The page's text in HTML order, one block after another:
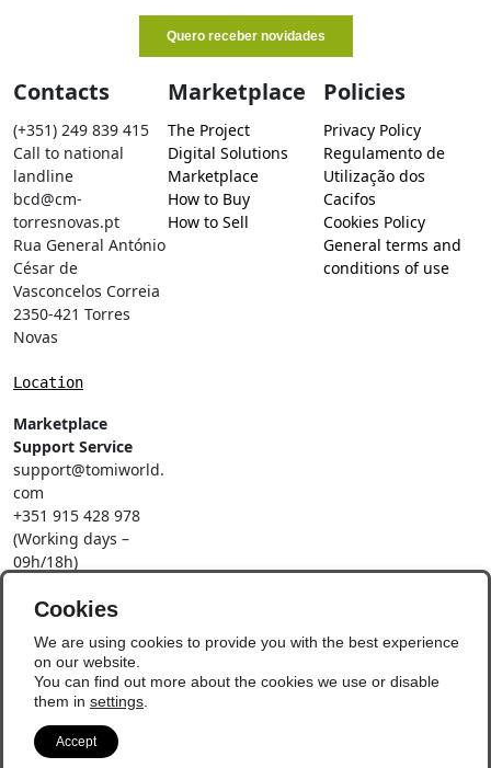
Contacts
(+351) 249 839 415
Call to national
landline
bcd@cm-
torresnovas.pt
Rua General António
César de
Vasconcelos Correia
2350-421 Torres
Novas
Location
Marketplace
Support Service
support@tomiworld.
com
+351 915 428 978
(Working days –
09h/18h)
mobile network
Marketplace
The Project
Digital Solutions
Marketplace
How to Buy
How to Sell
Policies
Privacy Policy
Regulamento de
Utilização dos
Cacifos
Cookies Policy
General terms and
conditions of use
Social Networks
Cookies
We are using cookies to provide you with the best experience
on our website.
You can find out more about the cookies we use or disable
them in settings
Accept